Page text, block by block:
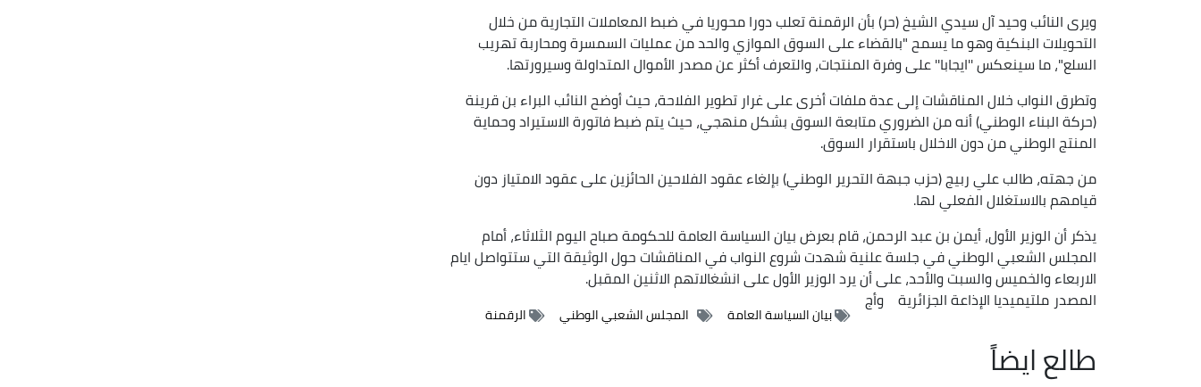
ويرى النائب وحيد آل سيدي الشيخ (حر) بأن الرقمنة تعلب دورا محوريا في ضبط المعاملات التجارية من خلال
التحويلات البنكية وهو ما يسمح "بالقضاء على السوق الموازي والحد من عمليات السمسرة ومحاربة تهريب
السلع"، ما سينعكس ''ايجابا'' على وفرة المنتجات، والتعرف أكثر عن مصدر الأموال المتداولة وسيرورتها.
وتطرق النواب خلال المناقشات إلى عدة ملفات أخرى على غرار تطوير الفلاحة، حيث أوضح النائب البراء بن قرينة
(حركة البناء الوطني) أنه من الضروري متابعة السوق بشكل منهجي، حيث يتم ضبط فاتورة الاستيراد وحماية
المنتج الوطني من دون الاخلال باستقرار السوق.
من جهته، طالب علي ربيج (حزب جبهة التحرير الوطني) بإلغاء عقود الفلاحين الحائزين على عقود الامتياز دون
قيامهم بالاستغلال الفعلي لها.
يذكر أن الوزير الأول، أيمن بن عبد الرحمن، قام بعرض بيان السياسة العامة للحكومة صباح اليوم الثلاثاء، أمام
المجلس الشعبي الوطني في جلسة علنية شهدت شروع النواب في المناقشات حول الوثيقة التي ستتواصل ايام
الاربعاء والخميس والسبت والأحد، على أن يرد الوزير الأول على انشغالاتهم الاثنين المقبل.
المصدر ملتيميديا الإذاعة الجزائرية وأج
بيان السياسة العامة المجلس الشعبي الوطني الرقمنة
طالع ايضاً